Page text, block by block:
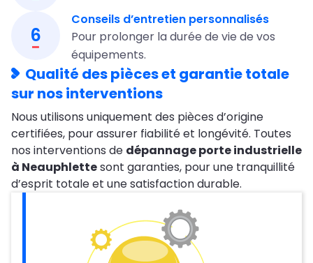
6
Conseils d’entretien personnalisés
Pour prolonger la durée de vie de vos
équipements.
Qualité des pièces et garantie totale
sur nos interventions
Nous utilisons uniquement des pièces d’origine
certifiées, pour assurer fiabilité et longévité. Toutes
nos interventions de dépannage porte industrielle
à Neauphlettesont garanties, pour une tranquillité
d’esprit totale et une satisfaction durable.